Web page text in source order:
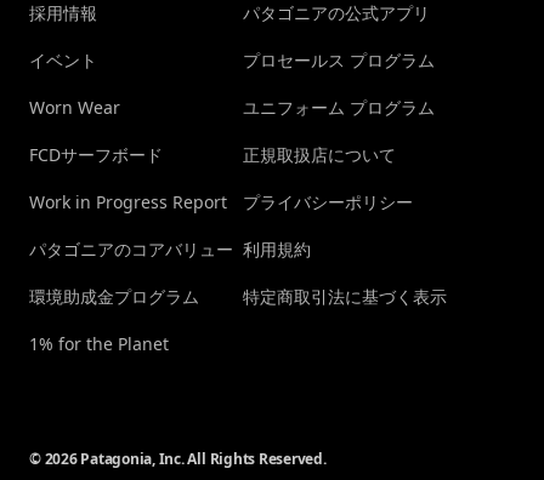
採用情報
イベント
Worn Wear
FCDサーフボード
Work in Progress Report
パタゴニアのコアバリュー
環境助成金プログラム
1% for the Planet
パタゴニアの公式アプリ
プロセールス プログラム
ユニフォーム プログラム
正規取扱店について
プライバシーポリシー
利用規約
特定商取引法に基づく表示
© 2026 Patagonia, Inc. All Rights Reserved.